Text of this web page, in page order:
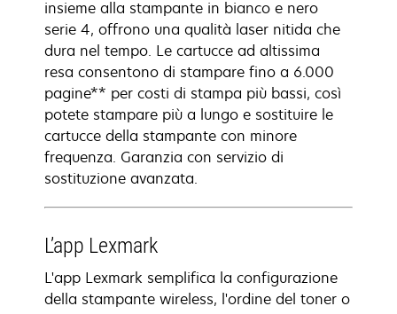
insieme alla stampante in bianco e nero
serie 4, offrono una qualità laser nitida che
dura nel tempo. Le cartucce ad altissima
resa consentono di stampare fino a 6.000
pagine** per costi di stampa più bassi, così
potete stampare più a lungo e sostituire le
cartucce della stampante con minore
frequenza. Garanzia con servizio di
sostituzione avanzata.
L’app Lexmark
L'app Lexmark semplifica la configurazione
della stampante wireless, l'ordine del toner o